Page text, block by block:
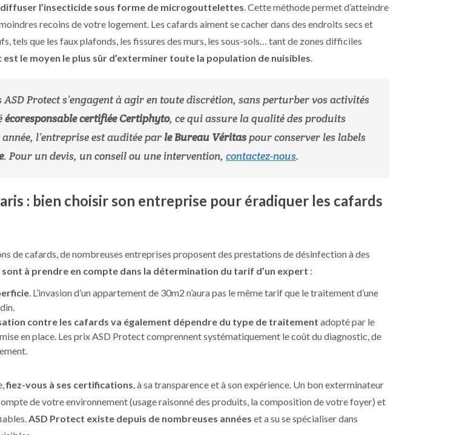
l’insecticide sous forme de microgouttelettes. Cette méthode permet d’atteindre
recoins de votre logement. Les cafards aiment se cacher dans des endroits secs et
tels que les faux plafonds, les fissures des murs, les sous-sols… tant de zones difficiles
le moyen le plus sûr d’exterminer toute la population de nuisibles.
ASD Protect s’engagent à agir en toute discrétion, sans perturber vos activités
écoresponsable certifiée Certiphyto, ce qui assure la qualité des produits
l’entreprise est auditée par le Bureau Véritaspour conserver les labels
. Pour un devis, un conseil ou une intervention, contactez-nous.
: bien choisir son entreprise pour éradiquer les cafards
de cafards, de nombreuses entreprises proposent des prestations de désinfection à des
à prendre en compte dans la détermination du tarif d’un expert :
. L’invasion d’un appartement de 30m2 n’aura pas le même tarif que le traitement d’une
contre les cafards va également dépendre du type de traitement adopté par le
en place. Les prix ASD Protect comprennent systématiquement le coût du diagnostic, de
fiez-vous à ses certifications, à sa transparence et à son expérience. Un bon exterminateur
de votre environnement (usage raisonné des produits, la composition de votre foyer) et
ASD Protect existe depuis de nombreuses années et a su se spécialiser dans